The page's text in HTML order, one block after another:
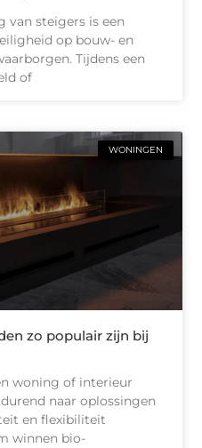
van steigers is een
op bouw- en
Tijdens een
of
WONINGEN
zo populair zijn bij
woning of interieur
naar oplossingen
en flexibiliteit
winnen bio-